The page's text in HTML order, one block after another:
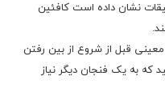
نشان داده است کافئین
قبل از شروع از بین رفتن
به یک فنجان دیگر نیاز